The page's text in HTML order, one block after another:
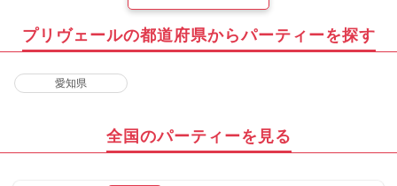
プリヴェールの都道府県からパーティーを探す
愛知県
全国のパーティーを見る